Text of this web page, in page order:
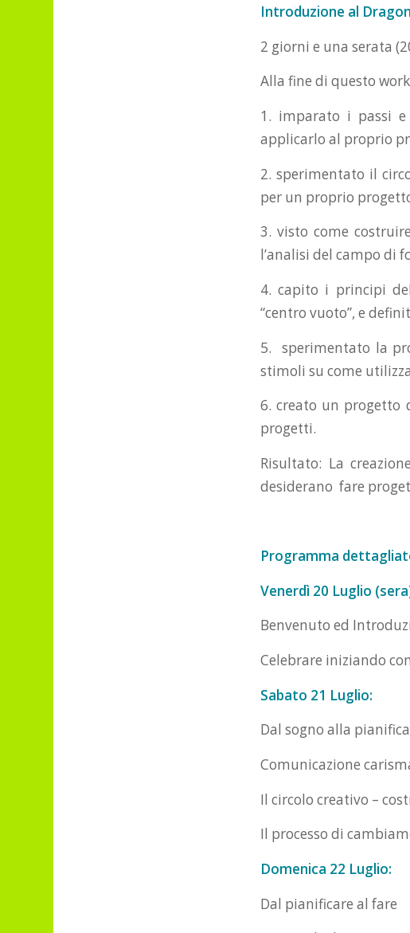
Introduzione al
2 giorni e una serata
Alla fine di questo
1. imparato i passi
applicarlo al proprio
2. sperimentato il
per un proprio
3. visto come
l’analisi del campo di
4. capito i principi
“centro vuoto”, e
5. sperimentato la
stimoli su come
6. creato un
progetti.
Risultato: La
desiderano fare
Programma
Venerdì 20 Luglio
Benvenuto ed
Celebrare iniziando
Sabato 21 Luglio:
Dal sogno alla
Comunicazione
Il circolo creativo –
Il processo di
Domenica 22 Luglio:
Dal pianificare al fare